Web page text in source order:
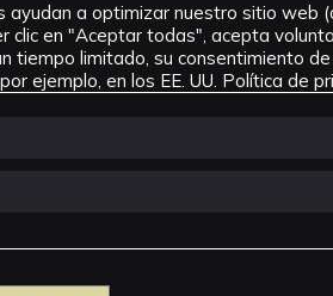
ayudan a optimizar nuestro sitio web
clic en "Aceptar todas", acepta
tiempo limitado, su consentimiento
ejemplo, en los EE. UU. Política de